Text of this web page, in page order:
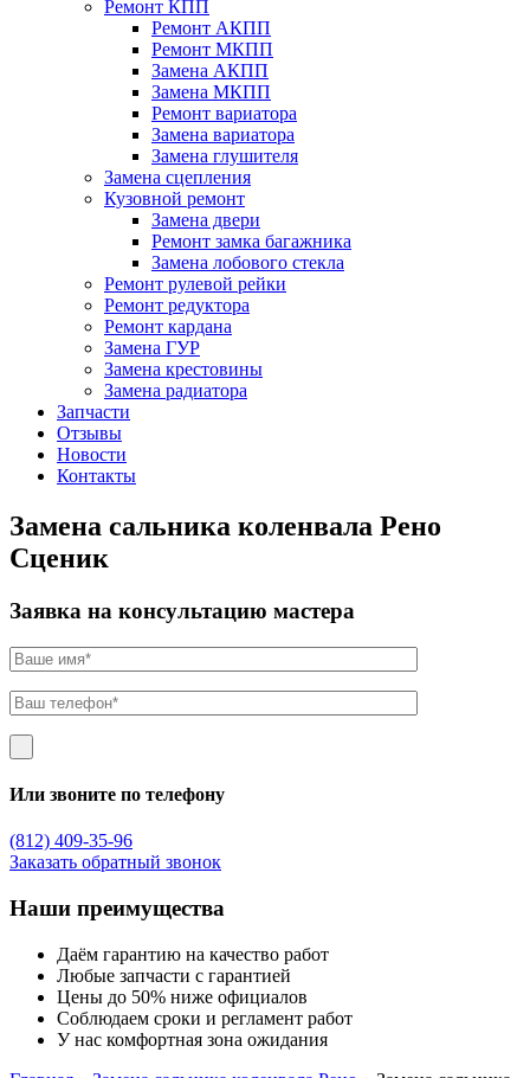
Ремонт КПП
Ремонт АКПП
Ремонт МКПП
Замена АКПП
Замена МКПП
Ремонт вариатора
Замена вариатора
Замена глушителя
Замена сцепления
Кузовной ремонт
Замена двери
Ремонт замка багажника
Замена лобового стекла
Ремонт рулевой рейки
Ремонт редуктора
Ремонт кардана
Замена ГУР
Замена крестовины
Замена радиатора
Запчасти
Отзывы
Новости
Контакты
Замена сальника коленвала Рено
Сценик
Заявка на консультацию мастера
Или звоните по телефону
(812) 409-35-96
Заказать обратный звонок
Наши преимущества
Даём гарантию на качество работ
Любые запчасти с гарантией
Цены до 50% ниже официалов
Соблюдаем сроки и регламент работ
У нас комфортная зона ожидания